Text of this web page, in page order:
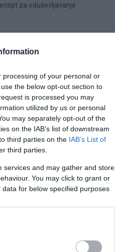
of your personal or
the below opt-out section to
is processed you may
utilized by us or personal
may separately opt-out of the
on the IAB’s list of downstream
third parties on the IAB’s List of
third parties.
services and may gather and store
You may click to grant or
for below specified purposes
za oduševljavanje
maslac – 30 g, Sol